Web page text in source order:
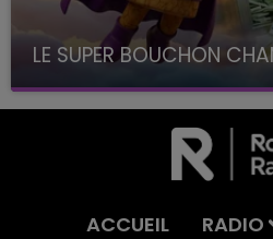
LE SUPER BOUCHON
avec La Famille
ACCUEIL RADIO